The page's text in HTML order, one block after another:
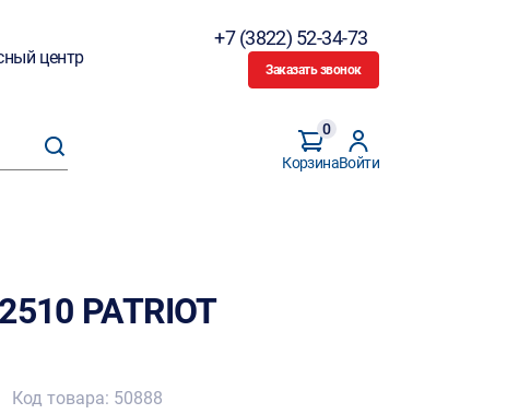
центр
+7 (3822) 52-34-73
Заказать звонок
Корзина
0
Войти
PATRIOT
Код товара: 50888